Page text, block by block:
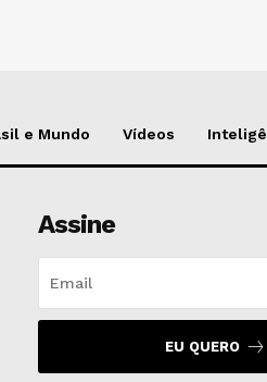
e Mundo Vídeos
Assine
EU QUERO